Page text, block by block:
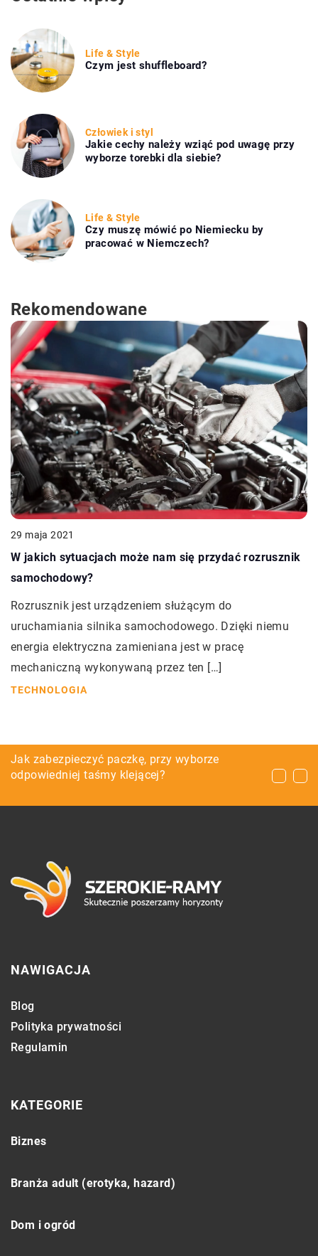
Life & Style
Czym jest shuffleboard?
Człowiek i styl
Jakie cechy należy wziąć pod uwagę przy
wyborze torebki dla siebie?
Life & Style
Czy muszę mówić po Niemiecku by
pracować w Niemczech?
Rekomendowane
29 maja 2021
W jakich sytuacjach może nam się przydać rozrusznik
samochodowy?
Rozrusznik jest urządzeniem służącym do
uruchamiania silnika samochodowego. Dzięki niemu
energia elektryczna zamieniana jest w pracę
mechaniczną wykonywaną przez ten […]
TECHNOLOGIA
Nowoczesne smartfony o dobrych parametrach
Jak zabezpieczyć paczkę, przy wyborze
odpowiedniej taśmy klejącej?
Remont mieszkania – jakie materiały i
narzędzia będą do tego potrzebne i skąd
NAWIGACJA
Blog
Polityka prywatności
Regulamin
KATEGORIE
Biznes
Branża adult (erotyka, hazard)
Dom i ogród